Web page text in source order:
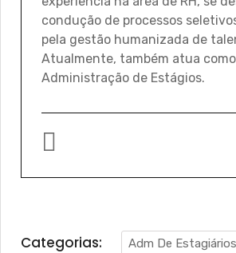
condução de processos
pela gestão humanizada de
Atualmente, também atua
Administração de Estágios.
Categorias: Adm De Estagiários